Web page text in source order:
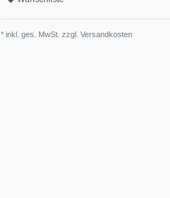
* inkl. ges. MwSt. zzgl. Versandkosten